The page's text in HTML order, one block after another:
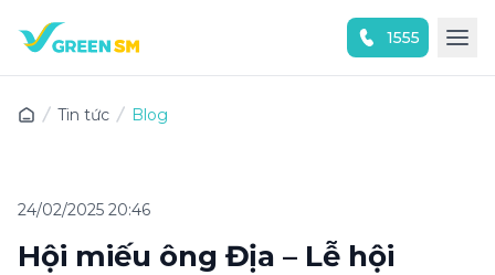
1555
Tin tức Blog
24/02/2025 20:46
Hội miếu ông Địa – Lễ hội